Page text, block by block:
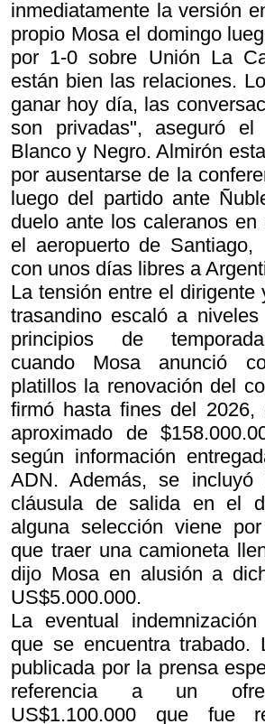
inmediatamente la versión
propio Mosa el domingo
por 1-0 sobre Unión La
están bien las relaciones.
ganar hoy día, las
son privadas", aseguró el
Blanco y Negro. Almirón
por ausentarse de la
luego del partido ante
duelo ante los caleranos en
el aeropuerto de
con unos días libres a
La tensión entre el dirigente
trasandino escaló a
principios de
cuando Mosa anunció
platillos la renovación del
firmó hasta fines del 2026,
aproximado de
según información
ADN. Además, se incluyó
cláusula de salida en el
alguna selección viene
que traer una camioneta
dijo Mosa en alusión a
US$5.000.000.
La eventual
que se encuentra trabado.
publicada por la prensa
referencia a un
US$1.100.000 que fue